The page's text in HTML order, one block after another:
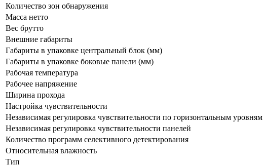
Количество зон обнаружения
Масса нетто
Вес брутто
Внешние габариты
Габариты в упаковке центральный блок (мм)
Габариты в упаковке боковые панели (мм)
Рабочая температура
Рабочее напряжение
Ширина прохода
Настройка чувствительности
Независимая регулировка чувствительности по горизонтальным уровням
Независимая регулировка чувствительности панелей
Количество программ селективного детектирования
Относительная влажность
Тип